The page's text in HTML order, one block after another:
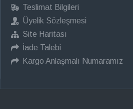
Teslimat Bilgileri
Üyelik Sözleşmesi
Site Haritası
İade Talebi
Kargo Anlaşmalı Numaramız